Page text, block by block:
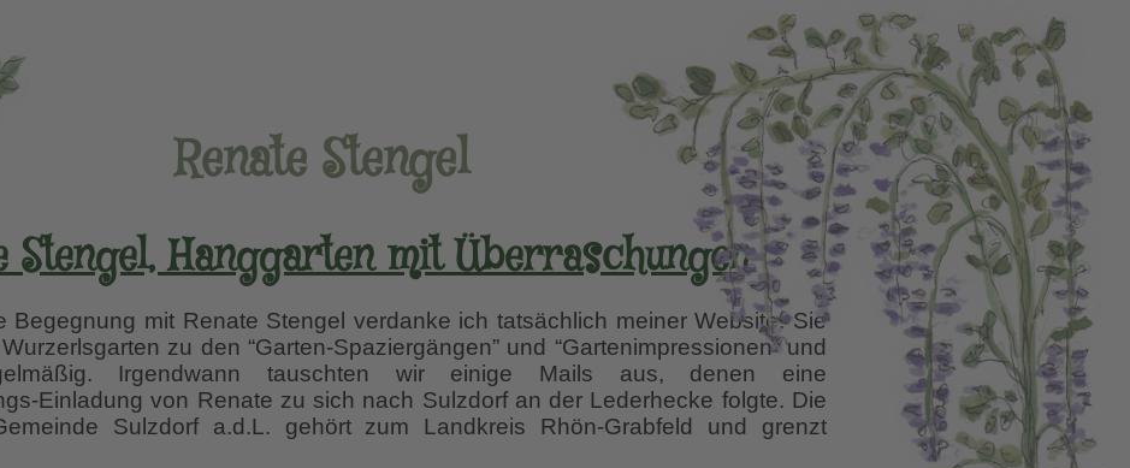
Renate Stengel
Stengel, Hanggarten mit Überraschungen
Begegnung mit Renate Stengel verdanke ich tatsächlich meiner Website. Sie
zu den “Garten-Spaziergängen” und “Gartenimpressionen” und
Irgendwann tauschten wir einige Mails aus, denen eine
Einladung von Renate zu sich nach Sulzdorf an der Lederhecke folgte. Die
Sulzdorf a.d.L. gehört zum Landkreis Rhön-Grabfeld und grenzt